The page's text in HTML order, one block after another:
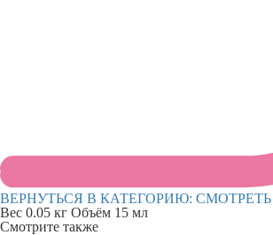
ВЕРНУТЬСЯ В КАТЕГОРИЮ: СМОТРЕТЬ
Вес 0.05 кг Объём 15 мл
Смотрите также